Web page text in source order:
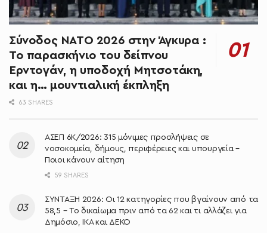
Σύνοδος ΝΑΤΟ 2026 στην Άγκυρα :
Το παρασκήνιο του δείπνου
Ερντογάν, η υποδοχή Μητσοτάκη,
και η… μουντιαλική έκπληξη
63 SHARES
ΑΣΕΠ 6Κ/2026: 315 μόνιμες προσλήψεις σε
νοσοκομεία, δήμους, περιφέρειες και υπουργεία –
Ποιοι κάνουν αίτηση
59 SHARES
ΣΥΝΤΑΞΗ 2026: Οι 12 κατηγορίες που βγαίνουν από τα
58,5 – Το δικαίωμα πριν από τα 62 και τι αλλάζει για
Δημόσιο, ΙΚΑ και ΔΕΚΟ